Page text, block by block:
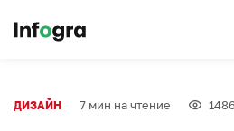
ДИЗАЙН 7 мин на чтение